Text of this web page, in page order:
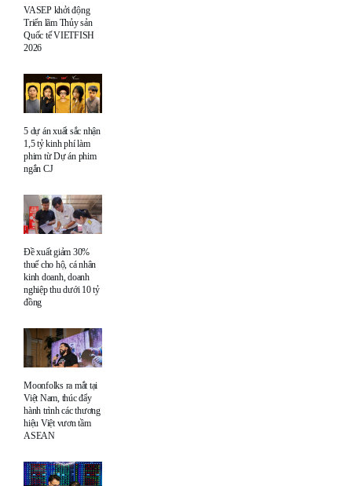
VASEP khởi động
Triển lãm Thủy sản
Quốc tế VIETFISH
2026
5 dự án xuất sắc nhận
1,5 tỷ kinh phí làm
phim từ Dự án phim
ngắn CJ
Đề xuất giảm 30%
thuế cho hộ, cá nhân
kinh doanh, doanh
nghiệp thu dưới 10 tỷ
đồng
Moonfolks ra mắt tại
Việt Nam, thúc đẩy
hành trình các thương
hiệu Việt vươn tầm
ASEAN